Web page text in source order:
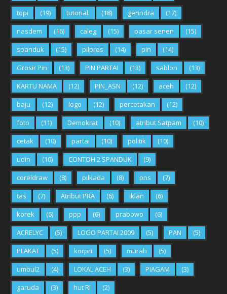
topi
(19) tutorial. (18) gerindra
(17)
nasdem
(16) caleg (15) pasar senen
(15)
spanduk
(15) pilpres (14) pin
(14)
Grosir Pin
(13) PIN PARTAI (13) sablon
(13)
KARTU NAMA
(12) PIN_ASN (12) aceh
(12)
baju
(12) logo (12) percetakan
(12)
foto
(11) Demokrat (10) atribut Satpam
(10)
cetak
(10) partai (10) politik
(10)
udin
(10) CONTOH 2 SPANDUK
(9)
coreldraw
(8) pilkada (8) pns
(7)
tas
(7) Atribut PRA (6) iklan
(6)
korek
(6) ppp (6) prabowo
(6)
ACRELYC
(5) LOGO PARTAI 2009 (5) PAN
(5)
PLAKAT
(5) korpri (5) murah
(5)
umbul2
(4) LOKAL ACEH (3) PIAGAM
(3)
garuda
(3) hut RI (2)